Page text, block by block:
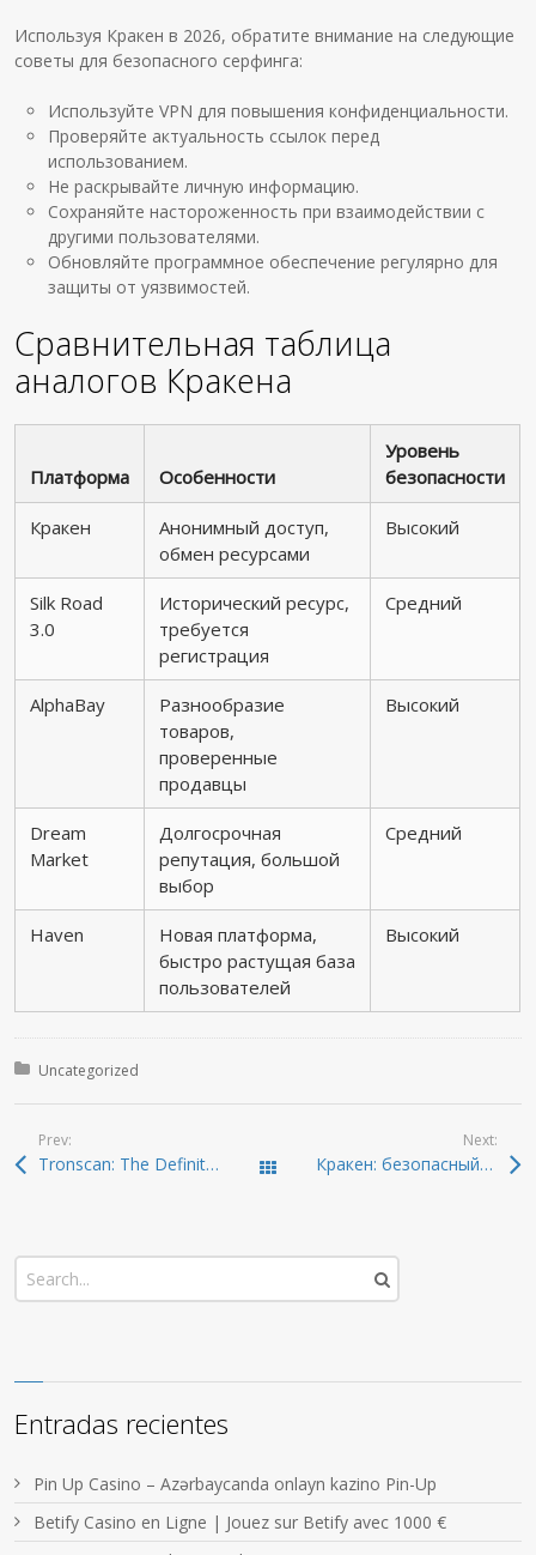
Используя Кракен в 2026, обратите внимание на следующие
советы для безопасного серфинга:
Используйте VPN для повышения конфиденциальности.
Проверяйте актуальность ссылок перед
использованием.
Не раскрывайте личную информацию.
Сохраняйте настороженность при взаимодействии с
другими пользователями.
Обновляйте программное обеспечение регулярно для
защиты от уязвимостей.
Сравнительная таблица
аналогов Кракена
Платформа Особенности
Уровень
безопасности
Кракен
Анонимный доступ,
обмен ресурсами
Высокий
Silk Road
3.0
Исторический ресурс,
требуется
регистрация
Средний
AlphaBay
Разнообразие
товаров,
проверенные
продавцы
Высокий
Dream
Market
Долгосрочная
репутация, большой
выбор
Средний
Haven
Новая платформа,
быстро растущая база
пользователей
Высокий
Posted in:
Uncategorized
Prev:
Tronscan: The Definitive Guide to TRON Blockchain Insights Todas las entradas
Next:
Кракен: безопасный доступ к даркнет-ресурсам 2026
Entradas recientes
Pin Up Casino – Azərbaycanda onlayn kazino Pin-Up
Betify Casino en Ligne | Jouez sur Betify avec 1000 €